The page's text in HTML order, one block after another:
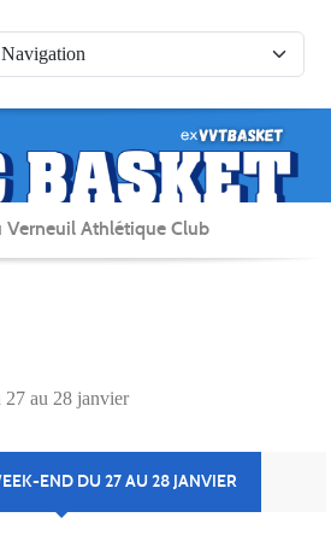
Verneuil Athlétique Club
27 au 28 janvier
END DU 27 AU 28 JANVIER